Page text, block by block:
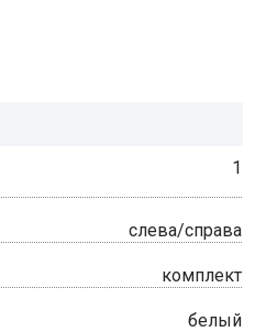
1
слева/справа
комплект
белый